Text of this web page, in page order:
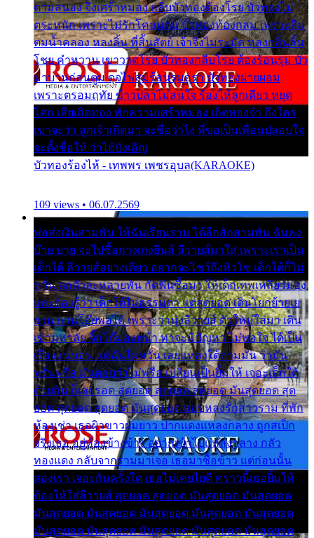
ตามสนอง จึงเศร้าหมอง กลีบบัวทองต้องโรย บัวทองไม่
ตระหนัก เพราะไม่รักโคลนตม บัวทองท้องกลม เพราะลืม
ตมน้ำคลอง หลงลิ้น ที่สิ้นสัตย์ เจ้าจึงไม่ระมัด หลงกลิ่นลิ้น
โชย คำหวาน เขาวาดโรย บัวทองกลีบโรย ต้องร้อนรุม บัว
มาบานก่อนตูม ดุจไฟสุมร้อนรุมอุรา บัวทองผ่ายผอม
เพราะตรอมฤทัย ข้าวปลาไม่สนใจ ร้องไห้ลูกเดียว หยุด
โศก เสียเถิดทอง พักความเศร้าหมอง เถิดทองจ๋า ถึงใคร
เขาจะว่า ลูกเจ้าเกิดมา จะชื่อว่าไง พี่ขอเป็นเพื่อนปลอบใจ
จะตั้งชื่อให้ ว่าไอ้บังเอิญ
บัวทองร้องไห้ - เทพพร เพชรอุบล(KARAOKE)
109 views • 06.07.2569
พ่อส่งเงินสามพัน ให้ฉันเรียนราม ได้อีกสักสามพัน ฉันคง
บ๊าย บาย จะไปซื้อกางเกงยีนส์ ลีวายส์มาใส่ เพราะเราเป็น
เด็กใต้ ลีวายส์อย่างเดียว อยากจะโชว์ถึงหิวโซ เด็กใต้ก็ไม่
หวั่น ตกตัวละหลายพัน กัดฟันซื้อมา ให้เด็กเทพเหลียวมอง
และต้องรู้ว่า เด็กใต้ไม่ธรรมดา แต่สุดยอด เดินโยกย้ายเย
ยวน กวนโอ๊ยพอได้ เพราะว่านุ่งลีวายส์ ตัวใหม่ใส่มา เดิน
เข้ามหาลัย จิ๊กโก๊มองหน้า ท่าจะมีปัญหา ไม่พอใจ ได้เป็น
เรื่องแน่นอน แต่ฉันไม่หวั่น เลยแหลงใต้ถามมัน ว่ามัน
พรั่นพรือ มันตอบว่าไม่พรื่อ เปลี่ยนเป็นยิ้มให้ เจอะเด็กใต้
ด้วยกัน ก็เลยรอด สุดยอด สุดยอด สุดยอด มันสุดยอด สุด
ยอด สุดยอด สุดยอด มันสุดยอด แอบหลงรักสาวราม ที่พัก
ห้องเช่า เธอผิวขาวผมยาว ปากแดงแหลงกลาง ถูกสเป็ก
จริงเธอ อยู่ห้องข้างข้าง อยากเข้าไปแหลงกลาง กลัว
ทองแดง กลับจากรามมาเจอ เธอมาซื้อข้าว แต่ก่อนนั้น
สองเรา เจอะกันครั้งใด เธอไม่เคยไยดี คราวนี้เธอยิ้มให้
ต้องให้ใส่ลีวายส์ สุดยอด สุดยอด มันสุดยอด มันสุดยอด
มันสุดยอด มันสุดยอด มันสุดยอด มันสุดยอด มันสุดยอด
มันสุดยอด มันสุดยอด มันสุดยอด มันสุดยอด มันสุดยอด